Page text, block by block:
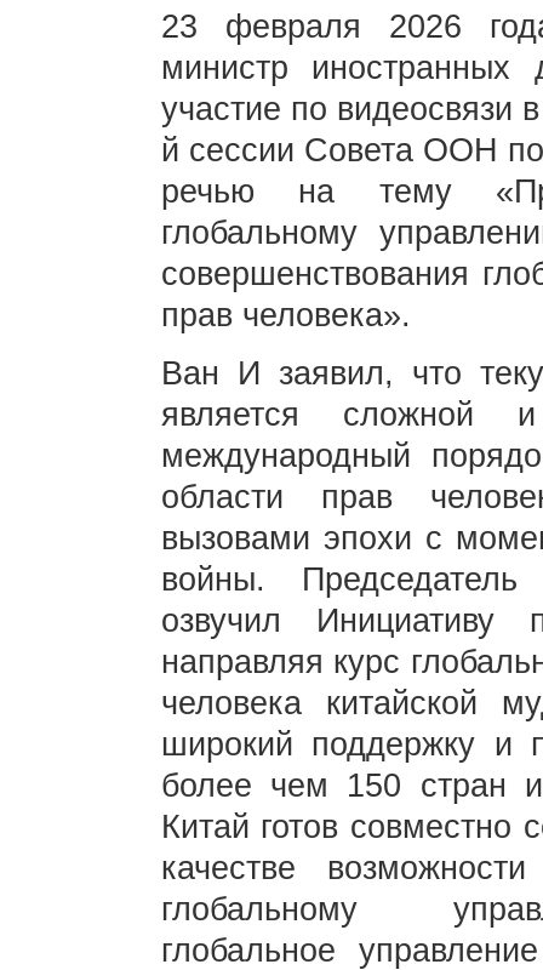
23 февраля 2026
министр
участие по видеосвязи
й сессии Совета ООН
речью на тему
глобальному
совершенствования
прав человека».
Ван И заявил, что
является сложной и
международный
области прав
вызовами эпохи с
войны.
озвучил Инициативу
направляя курс
человека китайской
широкий поддержку и
более чем 150 стран
Китай готов совместно
качестве
глобальному
глобальное